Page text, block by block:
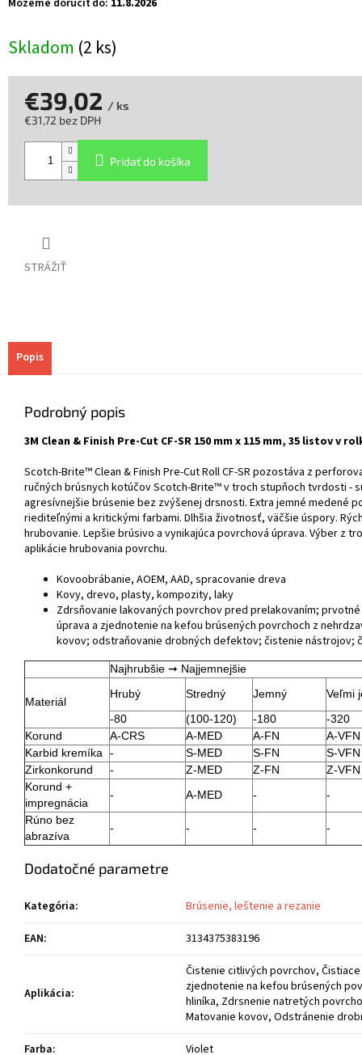
Skladom (2 ks)
Môžeme doručiť do: 11.8.2026
STRÁŽIŤ
€39,02 / ks
€31,72 bez DPH
Pridať do košíka
Popis
Podrobný popis
3M Clean & Finish Pre-Cut CF-SR 150 mm x 115 mm, 35 listov v
Scotch-Brite™ Clean & Finish Pre-Cut Roll CF-SR pozostáva z
ručných brúsnych kotúčov Scotch-Brite™ v troch stupňoch tvrdosti -
agresívnejšie brúsenie bez zvýšenej drsnosti. Extra jemné medené
riediteľnými a kritickými farbami. Dlhšia životnosť, väčšie úspory.
hrubovanie. Lepšie brúsivo a vynikajúca povrchová úprava. Výber z
aplikácie hrubovania povrchu.
Kovoobrábanie, AOEM, AAD, spracovanie dreva
Kovy, drevo, plasty, kompozity, laky
Zdrsňovanie lakovaných povrchov pred prelakovaním;
úprava a zjednotenie na kefou brúsených povrchoch z
kovov; odstraňovanie drobných defektov; čistenie nástrojov;
Najhrubšie ➞ Najjemnejšie
Materiál
Hrubý Stredný Jemný
Veľmi
-80
(100-120) -180
-320
Korund
A-CRS A-MED A-FN
A-VFN
Karbid kremíka
- S-MED S-FN
S-VFN
Zirkonkorund
- Z-MED Z-FN
Z-VFN
Korund +
impregnácia
- A-MED -
-
Rúno bez
abrazíva
- - - -
Dodatočné parametre
Kategória:
Brúsenie, leštenie a rezanie
EAN: 3134375383196
Aplikácia:
Čistenie citlivých povrchov,
zjednotenie na kefou brúsených
hliníka, Zdrsnenie natretých
Matovanie kovov, Odstránenie
Farba: Violet